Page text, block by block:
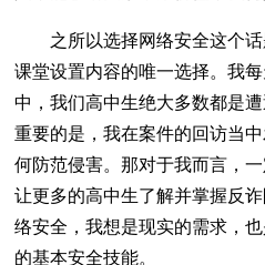
之所以选择网络安全这个话
课堂设置内容的唯一选择。我
中，我们高中生绝大多数都是
重要的是，我在案件的回访当
何防范侵害。那对于我而言，
让更多的高中生了解并掌握反
络安全，我想是现实的需求，
的基本安全技能。